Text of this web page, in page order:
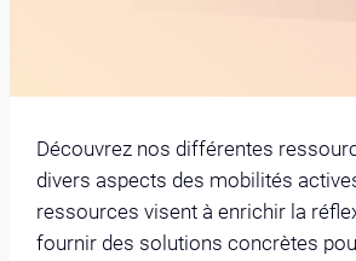
Découvrez nos différentes
divers aspects des mobilités
ressources visent à enrichir la
fournir des solutions concrètes